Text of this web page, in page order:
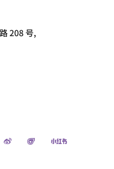
208 号,
微博 飞猪 小红书